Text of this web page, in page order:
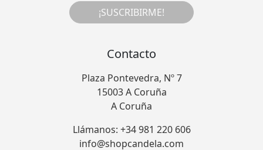
¡SUSCRIBIRME!
Contacto
Plaza Pontevedra, Nº 7
15003 A Coruña
A Coruña
Llámanos: +34 981 220 606
info@shopcandela.com